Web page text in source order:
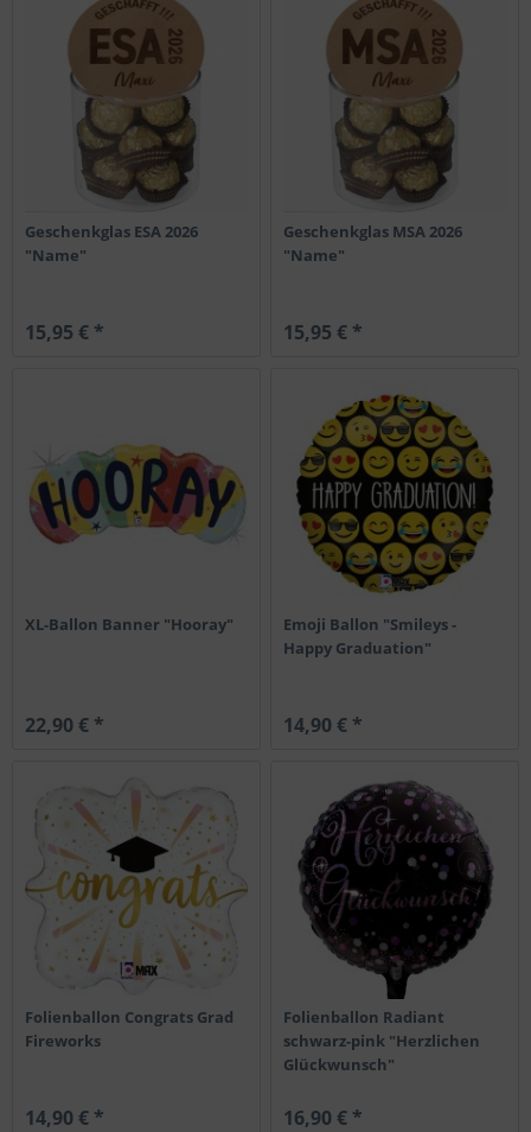
Geschenkglas ESA 2026
"Name"
15,95 € *
Geschenkglas MSA 2026
"Name"
15,95 € *
XL-Ballon Banner "Hooray"
22,90 € *
Emoji Ballon "Smileys -
Happy Graduation"
14,90 € *
Folienballon Congrats Grad
Fireworks
14,90 € *
Folienballon Radiant
schwarz-pink "Herzlichen
Glückwunsch"
16,90 € *